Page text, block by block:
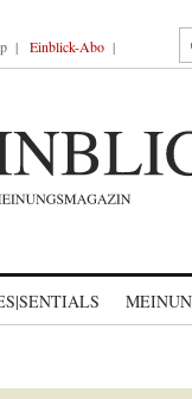
Einblick-Abo